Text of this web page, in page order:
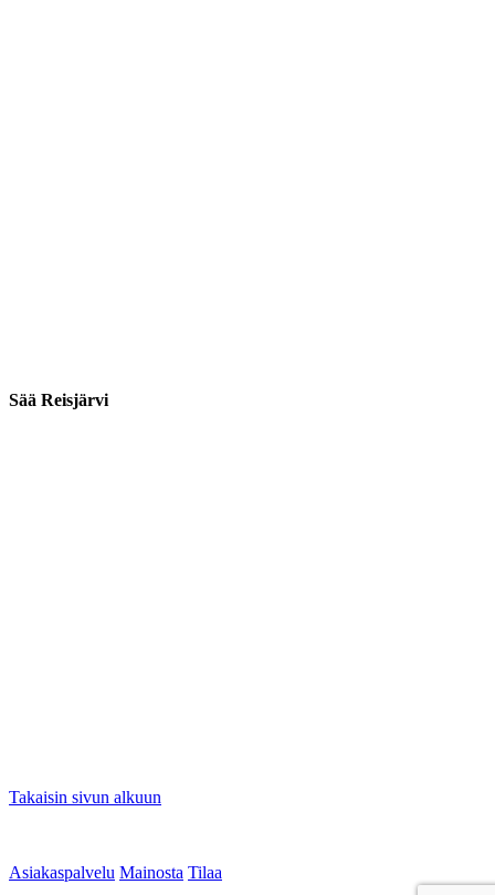
Sää Reisjärvi
Takaisin sivun alkuun
Asiakaspalvelu Mainosta Tilaa